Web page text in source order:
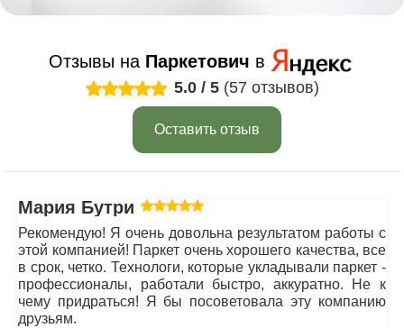
Отзывы на Паркетович в
5.0 / 5 (57 отзывов)
Оставить отзыв
Мария Бутрим
Рекомендую! Я очень довольна результатом работы с
этой компанией! Паркет очень хорошего качества, все
в срок, четко. Технологи, которые укладывали паркет -
профессионалы, работали быстро, аккуратно. Не к
чему придраться! Я бы посоветовала эту компанию
друзьям.